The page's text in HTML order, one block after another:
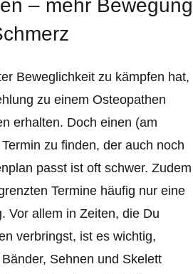
– mehr Bewegung
Beweglichkeit zu kämpfen hat,
zu einem Osteopathen
erhalten. Doch einen (am
zu finden, der auch noch
passt ist oft schwer. Zudem
Termine häufig nur eine
Vor allem in Zeiten, die Du
verbringst, ist es wichtig,
Sehnen und Skelett